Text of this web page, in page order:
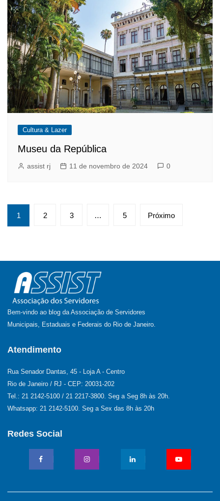
Cultura & Lazer
Museu da República
assist rj 11 de novembro de 2024 0
Paginação
de
1 2 3 … 5 Próximo
Bem-vindo ao blog da Associação de Servidores
Municipais, Estaduais e Federais do Rio de Janeiro.
Atendimento
Rua Senador Dantas, 45 - Loja A - Centro
Rio de Janeiro / RJ - CEP: 20031-202
Tel.: 21 2142-5100 / 21 2217-3800. Seg a Seg 8h às 20h.
Whatsapp: 21 2142-5100. Seg a Sex das 8h às 20h
Redes Social